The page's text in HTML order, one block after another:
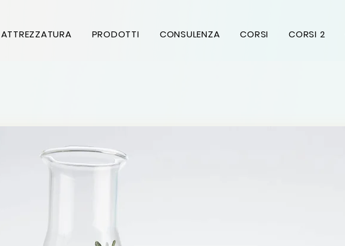
ATTREZZATURA PRODOTTI CONSULENZA CORSI CORSI 2
Prodotti